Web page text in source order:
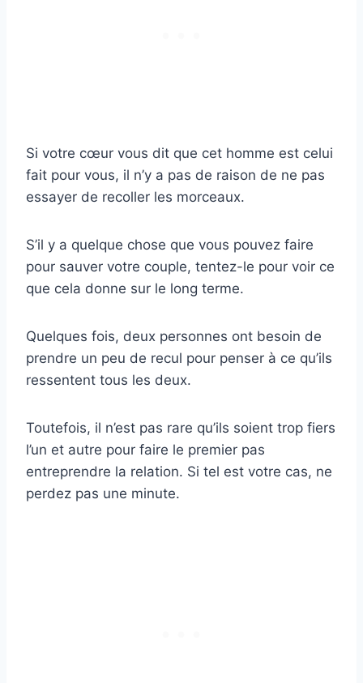
Si votre cœur vous dit que cet homme est celui
fait pour vous, il n’y a pas de raison de ne pas
essayer de recoller les morceaux.
S’il y a quelque chose que vous pouvez faire
pour sauver votre couple, tentez-le pour voir ce
que cela donne sur le long terme.
Quelques fois, deux personnes ont besoin de
prendre un peu de recul pour penser à ce qu’ils
ressentent tous les deux.
Toutefois, il n’est pas rare qu’ils soient trop fiers
l’un et autre pour faire le premier pas
entreprendre la relation. Si tel est votre cas, ne
perdez pas une minute.